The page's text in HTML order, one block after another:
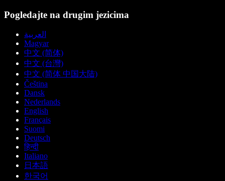
Pogledajte na drugim jezicima
العربية
Magyar
中文 (简体)
中文 (台灣)
中文 (简体 中国大陆)
Čeština
Dansk
Nederlands
English
Français
Suomi
Deutsch
हिन्दी
Italiano
日本語
한국어